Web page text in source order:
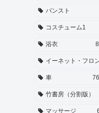
パンスト
コスチューム1
浴衣
イーネット・フロ
車
竹書房（分割版）
マッサージ